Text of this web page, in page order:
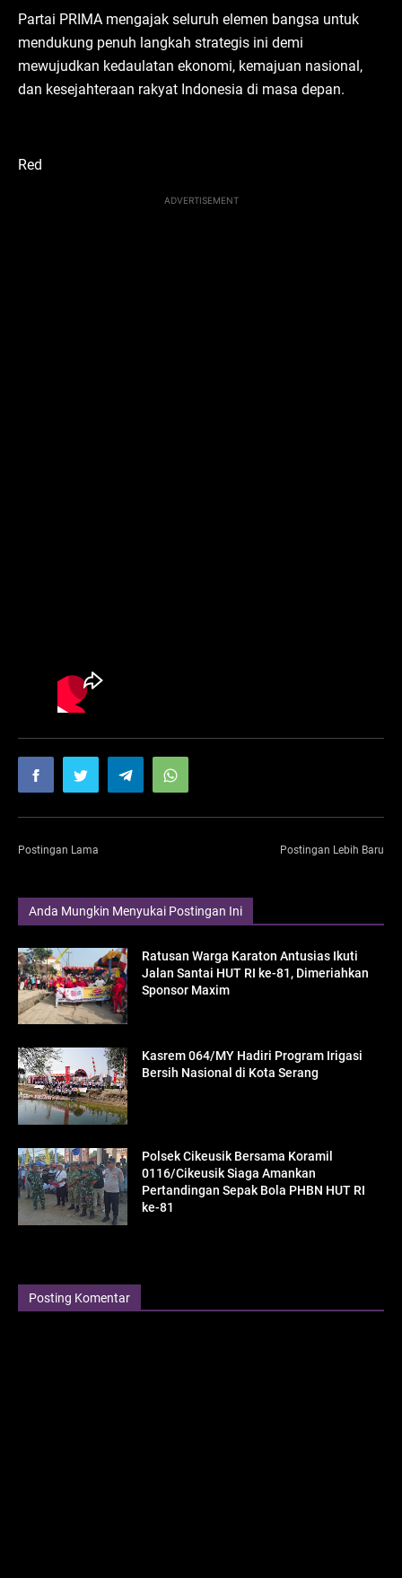
Partai PRIMA mengajak seluruh elemen bangsa untuk
mendukung penuh langkah strategis ini demi
mewujudkan kedaulatan ekonomi, kemajuan nasional,
dan kesejahteraan rakyat Indonesia di masa depan.
Red
ADVERTISEMENT
Postingan Lama Postingan Lebih Baru
Anda Mungkin Menyukai Postingan Ini
Ratusan Warga Karaton Antusias Ikuti
Jalan Santai HUT RI ke-81, Dimeriahkan
Sponsor Maxim
Kasrem 064/MY Hadiri Program Irigasi
Bersih Nasional di Kota Serang
Polsek Cikeusik Bersama Koramil
0116/Cikeusik Siaga Amankan
Pertandingan Sepak Bola PHBN HUT RI
ke-81
Posting Komentar